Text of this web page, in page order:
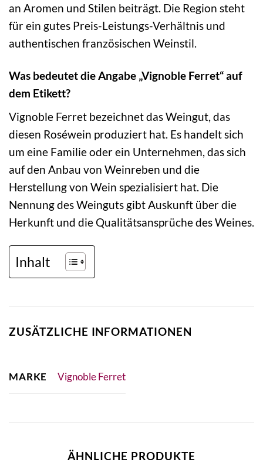
an Aromen und Stilen beiträgt. Die Region steht
für ein gutes Preis-Leistungs-Verhältnis und
authentischen französischen Weinstil.
Was bedeutet die Angabe „Vignoble Ferret“ auf
dem Etikett?
Vignoble Ferret bezeichnet das Weingut, das
diesen Roséwein produziert hat. Es handelt sich
um eine Familie oder ein Unternehmen, das sich
auf den Anbau von Weinreben und die
Herstellung von Wein spezialisiert hat. Die
Nennung des Weinguts gibt Auskunft über die
Herkunft und die Qualitätsansprüche des Weines.
Inhalt
ZUSÄTZLICHE INFORMATIONEN
MARKE Vignoble Ferret
ÄHNLICHE PRODUKTE